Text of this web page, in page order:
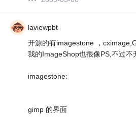
laviewpbt
开源的有imagestone ，
我的ImageShop也很像PS,不过不
imagestone:
gimp 的界面